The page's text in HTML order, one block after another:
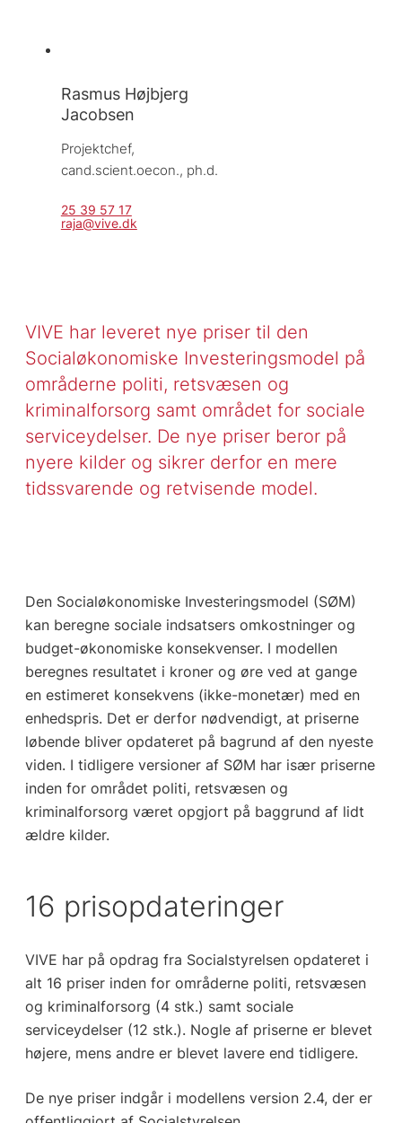
Rasmus Højbjerg
Jacobsen
Projektchef,
cand.scient.oecon., ph.d.
25 39 57 17
raja@vive.dk
VIVE har leveret nye priser til den
Socialøkonomiske Investeringsmodel på
områderne politi, retsvæsen og
kriminalforsorg samt området for sociale
serviceydelser. De nye priser beror på
nyere kilder og sikrer derfor en mere
tidssvarende og retvisende model.
Den Socialøkonomiske Investeringsmodel (SØM)
kan beregne sociale indsatsers omkostninger og
budget-økonomiske konsekvenser. I modellen
beregnes resultatet i kroner og øre ved at gange
en estimeret konsekvens (ikke-monetær) med en
enhedspris. Det er derfor nødvendigt, at priserne
løbende bliver opdateret på bagrund af den nyeste
viden. I tidligere versioner af SØM har især priserne
inden for området politi, retsvæsen og
kriminalforsorg været opgjort på baggrund af lidt
ældre kilder.
16 prisopdateringer
VIVE har på opdrag fra Socialstyrelsen opdateret i
alt 16 priser inden for områderne politi, retsvæsen
og kriminalforsorg (4 stk.) samt sociale
serviceydelser (12 stk.). Nogle af priserne er blevet
højere, mens andre er blevet lavere end tidligere.
De nye priser indgår i modellens version 2.4, der er